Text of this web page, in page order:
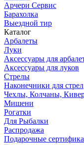
Арчери Сервис
Барахолка
Выездной тир
Каталог
Арбалеты
Луки
Аксессуары для
Аксессуары для луков
Стрелы
Наконечники для стрел
Чехлы, Колчаны,
Мишени
Рогатки
Для Рыбалки
Распродажа
Подарочные